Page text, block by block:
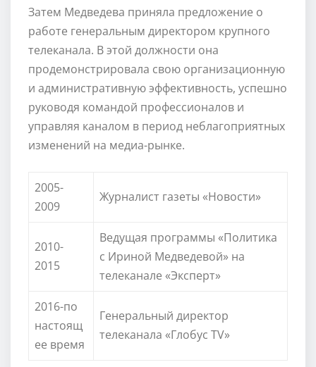
Затем Медведева приняла предложение о
работе генеральным директором крупного
телеканала. В этой должности она
продемонстрировала свою организационную
и административную эффективность, успешно
руководя командой профессионалов и
управляя каналом в период неблагоприятных
изменений на медиа-рынке.
2005-
2009
Журналист газеты «Новости»
2010-
2015
Ведущая программы «Политика
с Ириной Медведевой» на
телеканале «Эксперт»
2016-по
настоящ
ее время
Генеральный директор
телеканала «Глобус TV»